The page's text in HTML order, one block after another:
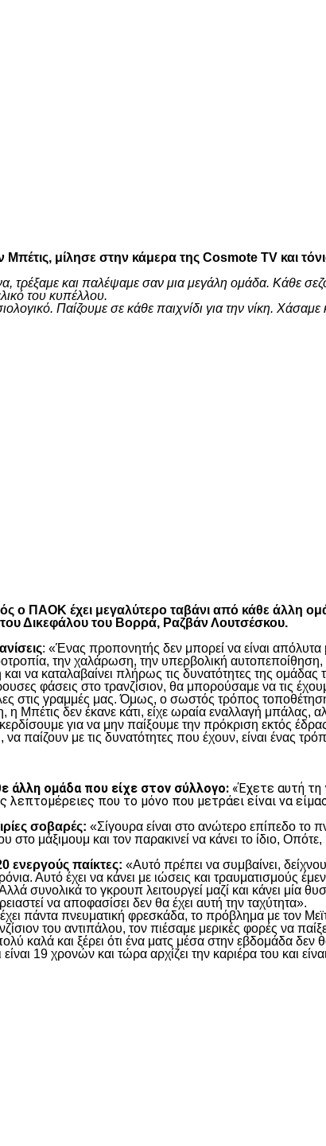
μίλησε στην κάμερα της Cosmote TV και
τρέξαμε και παλέψαμε σαν μια μεγάλη ομάδα. Κάθε
του κυπέλλου.
Παίζουμε σε κάθε παιχνίδι για την νίκη.
ο ΠΑΟΚ έχει μεγαλύτερο ταβάνι από κάθε άλλη
Δικεφάλου του Βορρά, Ραζβάν Λουτσέσκου.
: «Ένας προπονητής δεν μπορεί να είναι
την χαλάρωση, την υπερβολική
να καταλαβαίνει πλήρως τις δυνατότητες της ομάδας
φάσεις στο τρανζίσιον, θα μπορούσαμε να τις
στις γραμμές μας. Όμως, ο σωστός τρόπος
δεν έκανε κάτι, είχε ωραία εναλλαγή μπάλας,
για να μην παίξουμε την πρόκριση εκτός
παίζουν με τις δυνατότητες που έχουν, είναι ένας
άλλη ομάδα που είχε στον σύλλογο: «Έχετε αυτή
που το μόνο που μετράει είναι να
σοβαρές: «Σίγουρα είναι στο ανώτερο επίπεδο το
στο μάξιμουμ και τον παρακινεί να κάνει το ίδιο,
ενεργούς παίκτες: «Αυτό πρέπει να συμβαίνει,
Αυτό έχει να κάνει με ιώσεις και τραυματισμούς
συνολικά το γκρουπ λειτουργεί μαζί και κάνει μία
να αποφασίσει δεν θα έχει αυτή την ταχύτητα».
πάντα πνευματική φρεσκάδα, το πρόβλημα με τον
του αντιπάλου, τον πιέσαμε μερικές φορές να
καλά και ξέρει ότι ένα ματς μέσα στην εβδομάδα δεν
19 χρονών και τώρα αρχίζει την καριέρα του και